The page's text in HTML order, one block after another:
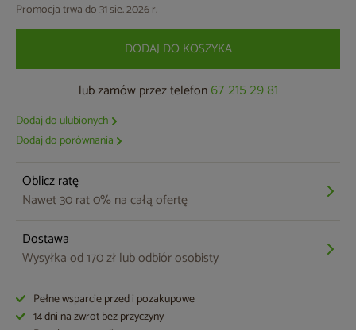
Promocja trwa do 31 sie. 2026 r.
DODAJ DO KOSZYKA
lub zamów przez telefon 67 215 29 81
Dodaj do ulubionych
Dodaj do porównania
Oblicz ratę
Nawet 30 rat 0% na całą ofertę
Dostawa
Wysyłka od 170 zł lub odbiór osobisty
Pełne wsparcie przed i pozakupowe
14 dni na zwrot bez przyczyny